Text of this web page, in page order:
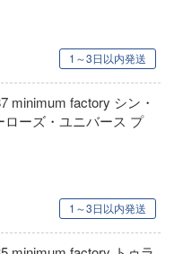
1～3日以内発送
minimum factory シン・
ローズ・ユニバース プ
1～3日以内発送
ヴィオン
ャンゼリオン
マン
of blue glass moon-
(DCコミックス)
ツ)
ーズモデルズ)
・エース